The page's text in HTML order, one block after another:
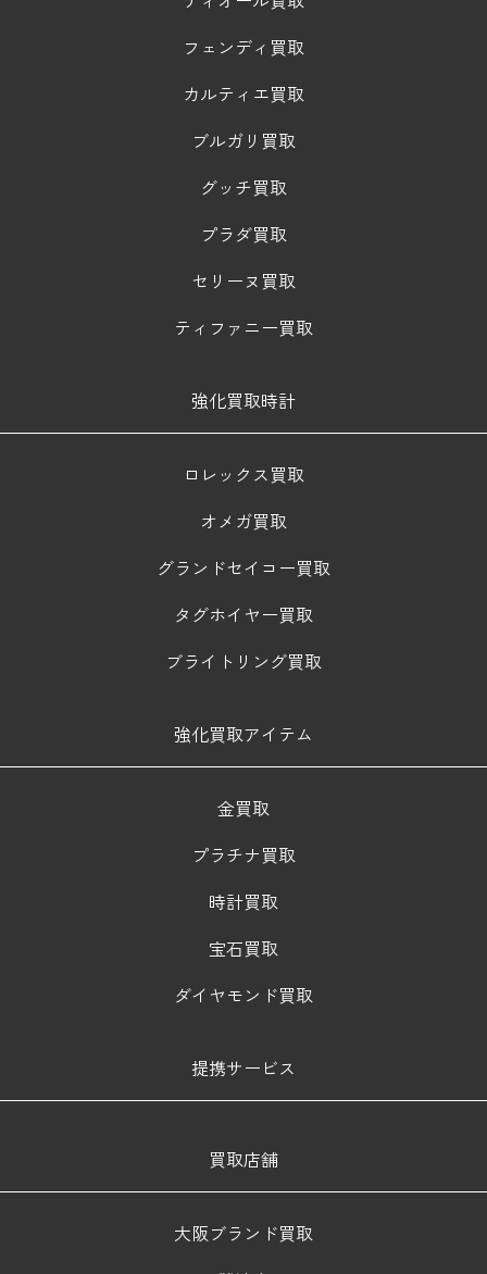
フェンディ買取
カルティエ買取
ブルガリ買取
グッチ買取
プラダ買取
セリーヌ買取
ティファニー買取
強化買取時計
ロレックス買取
オメガ買取
グランドセイコー買取
タグホイヤー買取
ブライトリング買取
強化買取アイテム
金買取
プラチナ買取
時計買取
宝石買取
ダイヤモンド買取
提携サービス
買取店舗
大阪ブランド買取